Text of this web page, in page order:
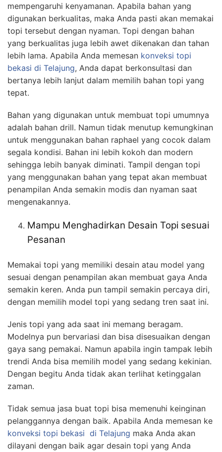
mempengaruhi kenyamanan. Apabila bahan yang
digunakan berkualitas, maka Anda pasti akan memakai
topi tersebut dengan nyaman. Topi dengan bahan
yang berkualitas juga lebih awet dikenakan dan tahan
lebih lama. Apabila Anda memesan konveksi topi
bekasi di Telajung, Anda dapat berkonsultasi dan
bertanya lebih lanjut dalam memilih bahan topi yang
tepat.
Bahan yang digunakan untuk membuat topi umumnya
adalah bahan drill. Namun tidak menutup kemungkinan
untuk menggunakan bahan raphael yang cocok dalam
segala kondisi. Bahan ini lebih kokoh dan modern
sehingga lebih banyak diminati. Tampil dengan topi
yang menggunakan bahan yang tepat akan membuat
penampilan Anda semakin modis dan nyaman saat
mengenakannya.
Mampu Menghadirkan Desain Topi sesuai
Pesanan
Memakai topi yang memiliki desain atau model yang
sesuai dengan penampilan akan membuat gaya Anda
semakin keren. Anda pun tampil semakin percaya diri,
dengan memilih model topi yang sedang tren saat ini.
Jenis topi yang ada saat ini memang beragam.
Modelnya pun bervariasi dan bisa disesuaikan dengan
gaya sang pemakai. Namun apabila ingin tampak lebih
trendi Anda bisa memilih model yang sedang kekinian.
Dengan begitu Anda tidak akan terlihat ketinggalan
zaman.
Tidak semua jasa buat topi bisa memenuhi keinginan
pelanggannya dengan baik. Apabila Anda memesan ke
konveksi topi bekasi di Telajung maka Anda akan
dilayani dengan baik agar desain topi yang Anda